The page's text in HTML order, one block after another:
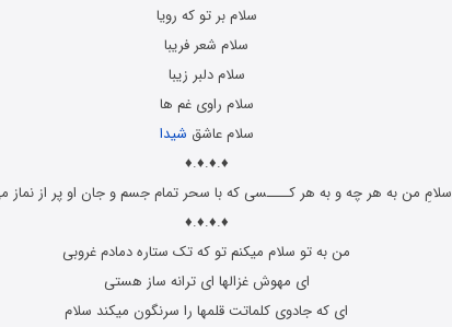
سلام بر تو که رویا
سلام شعر فریبا
سلام دلبر زیبا
سلام راوی غم ها
سلام عاشق شیدا
♦.♦.♦.♦
سلامِ من به هر چه و به هر کــــسی که با سحر تمام جسم و جان او پر از نماز
♦.♦.♦.♦
من به تو سلام میکنم تو که تک ستاره دمادم غروبی
ای مهوش غزالها ای ترانه ساز هستی
ای که جادوی کلماتت قلمها را سرنگون میکند سلام